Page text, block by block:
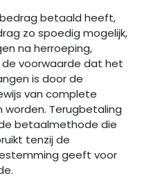
betaald heeft,
zo spoedig mogelijk,
na herroeping,
de voorwaarde dat het
is door de
van complete
worden. Terugbetaling
betaalmethode die
tenzij de
geeft voor